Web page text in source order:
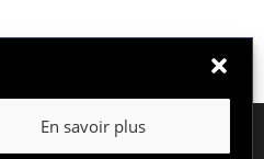
En savoir plus